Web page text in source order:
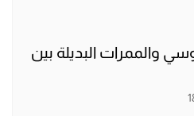
والممرات البديلة بين